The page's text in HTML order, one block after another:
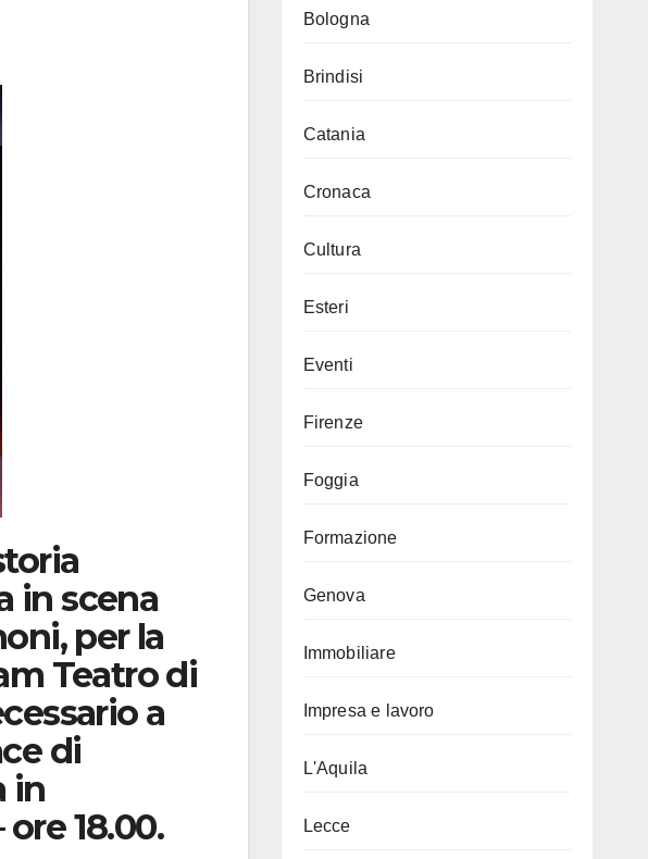
in scena
per la
Teatro di
a
di
in
18.00.
Bologna
Brindisi
Catania
Cronaca
Cultura
Esteri
Eventi
Firenze
Foggia
Formazione
Genova
Immobiliare
Impresa e lavoro
L'Aquila
Lecce